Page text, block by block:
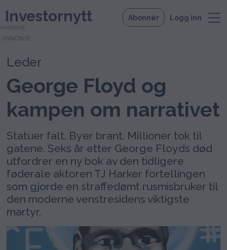
Investornytt Abonnér Logg inn
ANNONSE
Leder
George Floyd og
kampen om narrativet
Statuer falt. Byer brant. Millioner tok til
gatene. Seks år etter George Floyds død
utfordrer en ny bok av den tidligere
føderale aktoren TJ Harker fortellingen
som gjorde en straffedømt rusmisbruker til
den moderne venstresidens viktigste
martyr.